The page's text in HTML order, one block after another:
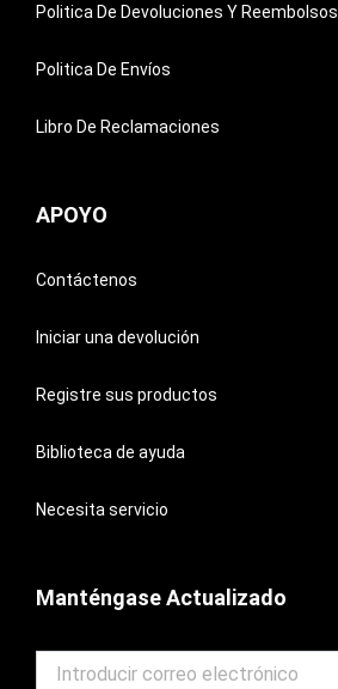
Politica De Devoluciones Y Reembolsos
Politica De Envíos
Libro De Reclamaciones
APOYO
Contáctenos
Iniciar una devolución
Registre sus productos
Biblioteca de ayuda
Necesita servicio
Manténgase Actualizado